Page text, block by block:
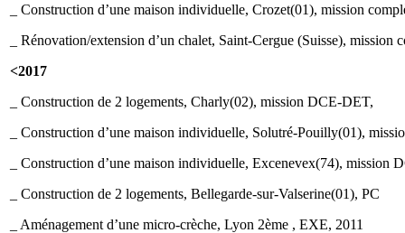
_ Construction d’une maison individuelle, Crozet(01), mission
_ Rénovation/extension d’un chalet, Saint-Cergue (Suisse),
<2017
_ Construction de 2 logements, Charly(02), mission DCE-DET,
_ Construction d’une maison individuelle, Solutré-Pouilly(01),
_ Construction d’une maison individuelle, Excenevex(74), mission
_ Construction de 2 logements, Bellegarde-sur-Valserine(01), PC
_ Aménagement d’une micro-crèche, Lyon 2ème , EXE, 2011